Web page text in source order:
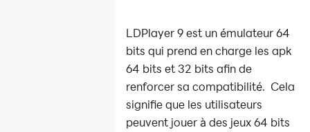
LDPlayer 9 est un émulateur 64
bits qui prend en charge les apk
64 bits et 32 bits afin de
renforcer sa compatibilité. Cela
signifie que les utilisateurs
peuvent jouer à des jeux 64 bits